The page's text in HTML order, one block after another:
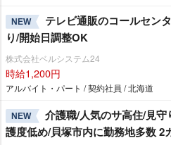
NEW
テレビ通販のコールセン
り/開始日調整OK
株式会社ベルシステム24
時給1,200円
アルバイト・パート / 契約社員 / 北海道
NEW
介護職/人気のサ高住/見
護度低め/貝塚市内に勤務地多数 2